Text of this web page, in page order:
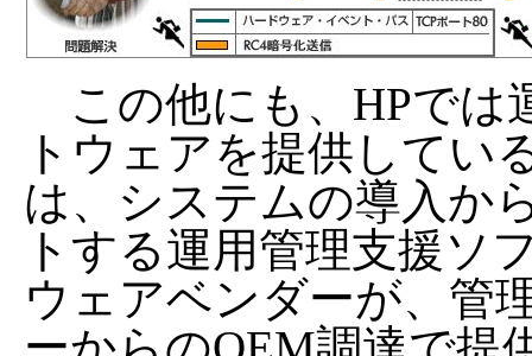
この他にも、HPでは
トウェアを提供してい
は、システムの導入か
トする運用管理支援ソ
ウェアベンダーが、管